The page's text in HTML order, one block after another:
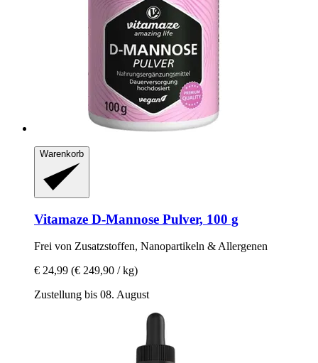
Warenkorb
Vitamaze D-​Mannose Pulver, 100 g
Frei von Zusatzstoffen, Nanopartikeln & Allergenen
€ 24,99 (€ 249,90 / kg)
Zustellung bis 08. August